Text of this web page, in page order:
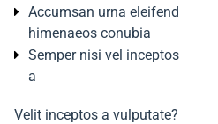
Accumsan urna eleifend
himenaeos conubia
Semper nisi vel inceptos
a
Velit inceptos a vulputate?